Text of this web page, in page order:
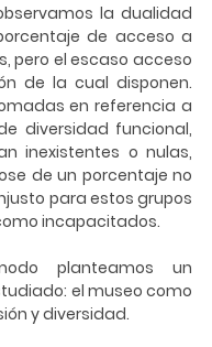
la dualidad
de acceso a
pero el escaso acceso
de la cual disponen.
en referencia a
diversidad funcional,
inexistentes o nulas,
de un porcentaje no
para estos grupos
incapacitados.
el museo como
y diversidad.